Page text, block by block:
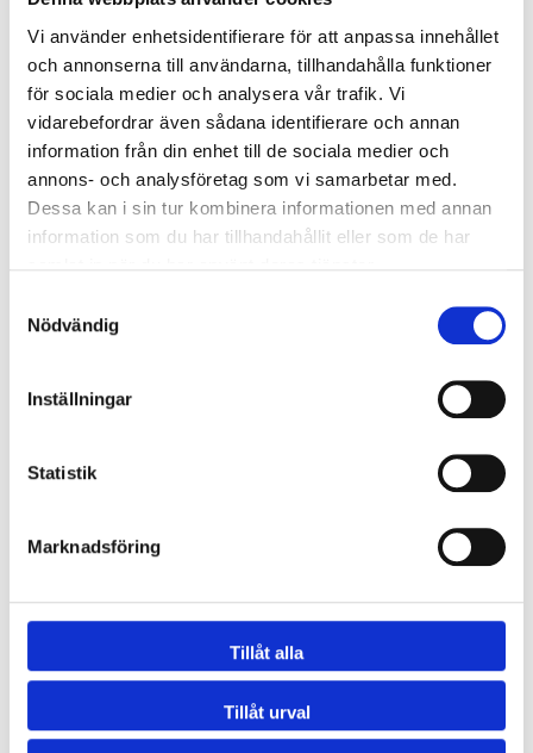
Vi använder enhetsidentifierare för att anpassa innehållet
och annonserna till användarna, tillhandahålla funktioner
för sociala medier och analysera vår trafik. Vi
vidarebefordrar även sådana identifierare och annan
information från din enhet till de sociala medier och
annons- och analysföretag som vi samarbetar med.
Dessa kan i sin tur kombinera informationen med annan
information som du har tillhandahållit eller som de har
Nödvändig
Inställningar
Statistik
Marknadsföring
Tillåt alla
Tillåt urval
System 2 – ett kraftfullare system med
separata fläktar
ISystem 2har man iställettvå fläktar – en för
fyllning (1) och en för tömning (4).
Fyllningen sker med en
kastfläkt
, exempelvis från
Valmetal, som blåser upp grönmassan i silon.
Vid tömning tar enNeuero Tornado-fläktöver
System 2 finns i två varianter:
silotaket.
silon , eller ibland på logen/plattformen (som på
trycksidan, medan nyare system har
310 mmför
System 2 passar ävenbetongsiloroch
anläggningar där högre kapacitet och mer kraft
krävs.
Kort sagt:System 2 ger maximal prestanda och